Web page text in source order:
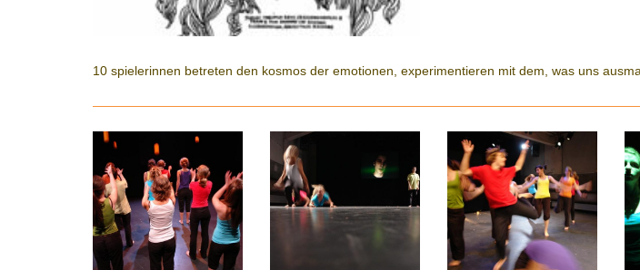
10 spielerinnen betreten den kosmos der emotionen, experimentieren mit dem, was uns